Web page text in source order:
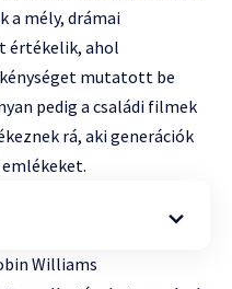
a mély, drámai
értékelik, ahol
mutatott be
pedig a családi filmek
rá, aki generációk
Williams